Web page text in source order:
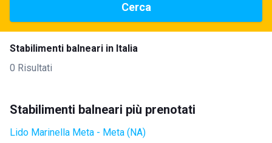
Cerca
Stabilimenti balneari in Italia
0 Risultati
Stabilimenti balneari più prenotati
Lido Marinella Meta - Meta (NA)